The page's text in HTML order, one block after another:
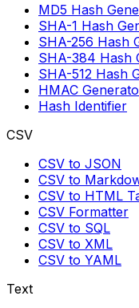
MD5 Hash
SHA-1 Hash
SHA-256 Hash
SHA-384 Hash
SHA-512 Hash
HMAC
Hash Identifier
CSV
CSV to JSON
CSV to
CSV to HTML
CSV Formatter
CSV to SQL
CSV to XML
CSV to YAML
Text